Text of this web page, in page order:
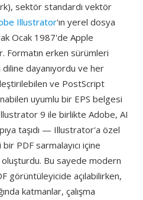
sektör standardı vektör
Illustrator'ın yerel dosya
Ocak 1987'de Apple
Formatın erken sürümleri
dayanıyordu ve her
ve PostScript
uyumlu bir EPS belgesi
9 ile birlikte Adobe, AI
taşıdı — Illustrator'a özel
PDF sarmalayıcı içine
oluşturdu. Bu sayede modern
görüntüleyicide açılabilirken,
katmanlar, çalışma